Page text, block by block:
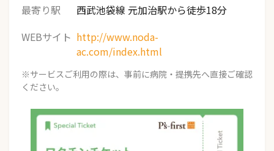
最寄り駅
西武池袋線 元加治駅から徒歩18分
WEBサイト http://www.noda-
ac.com/index.html
※サービスご利用の際は、事前に病院・提携先へ直接ご確認
ください。